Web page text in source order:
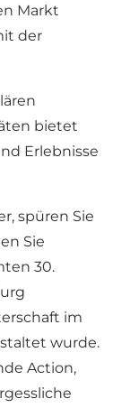
Markt
der
bietet
Erlebnisse
spüren Sie
Sie
30.
im
wurde.
Action,